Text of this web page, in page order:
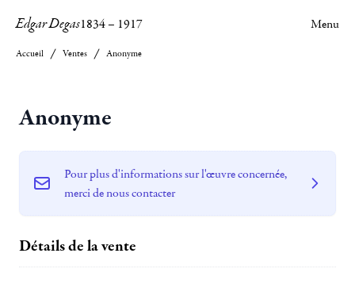
Edgar Degas1834– 1917 Menu
Accueil Ventes Anonyme
Anonyme
Pour plus d'informations sur l'œuvre concernée,
merci de nous contacter
Détails de la vente